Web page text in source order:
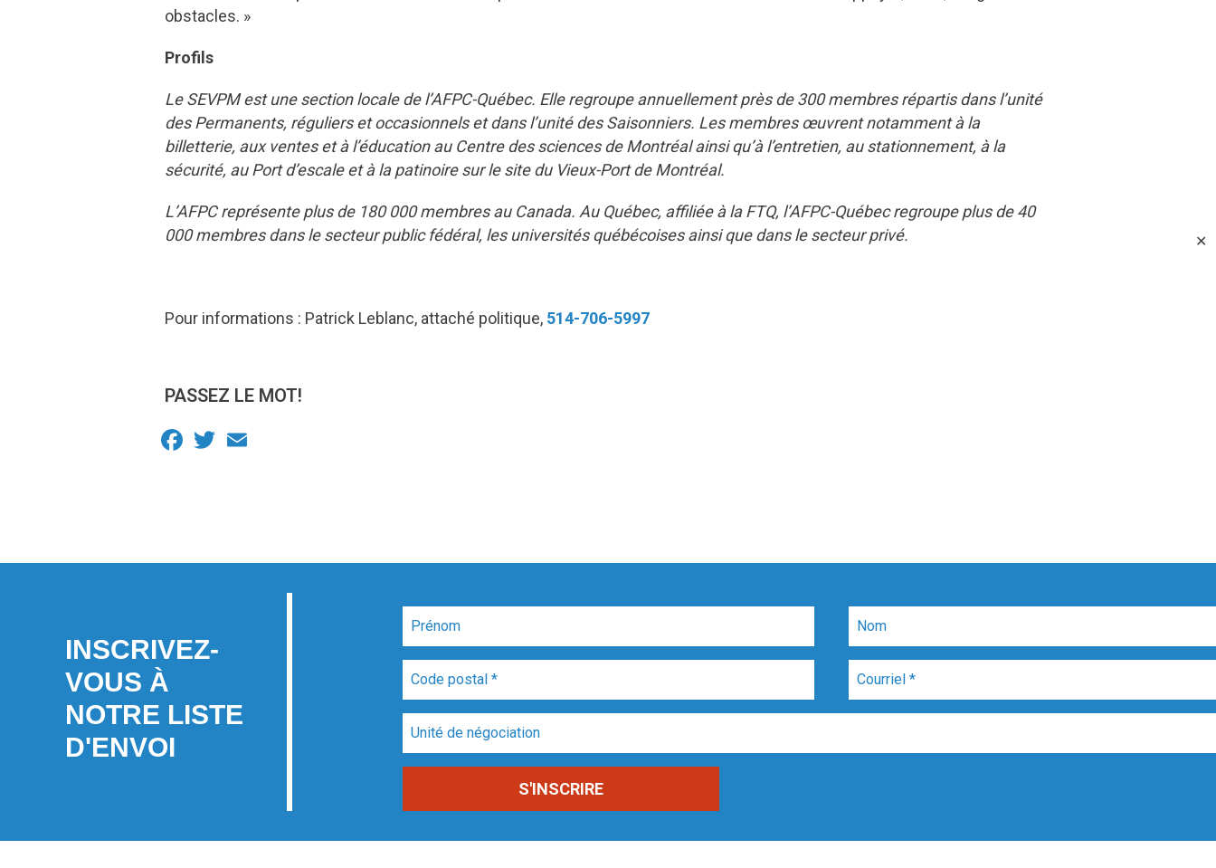
✕
obstacles. »
Profils
Le SEVPM est une section locale de l’AFPC-Québec. Elle regroupe annuellement près de 300 membres répartis dans l’unité
des Permanents, réguliers et occasionnels et dans l’unité des Saisonniers. Les membres œuvrent notamment à la
billetterie, aux ventes et à l’éducation au Centre des sciences de Montréal ainsi qu’à l’entretien, au stationnement, à la
sécurité, au Port d’escale et à la patinoire sur le site du Vieux-Port de Montréal.
L’AFPC représente plus de 180 000 membres au Canada. Au Québec, affiliée à la FTQ, l’AFPC-Québec regroupe plus de 40
000 membres dans le secteur public fédéral, les universités québécoises ainsi que dans le secteur privé.
Pour informations : Patrick Leblanc, attaché politique, 514-706-5997
PASSEZ LE MOT!
Facebook
Twitter
INSCRIVEZ-
VOUS À
NOTRE LISTE
D'ENVOI